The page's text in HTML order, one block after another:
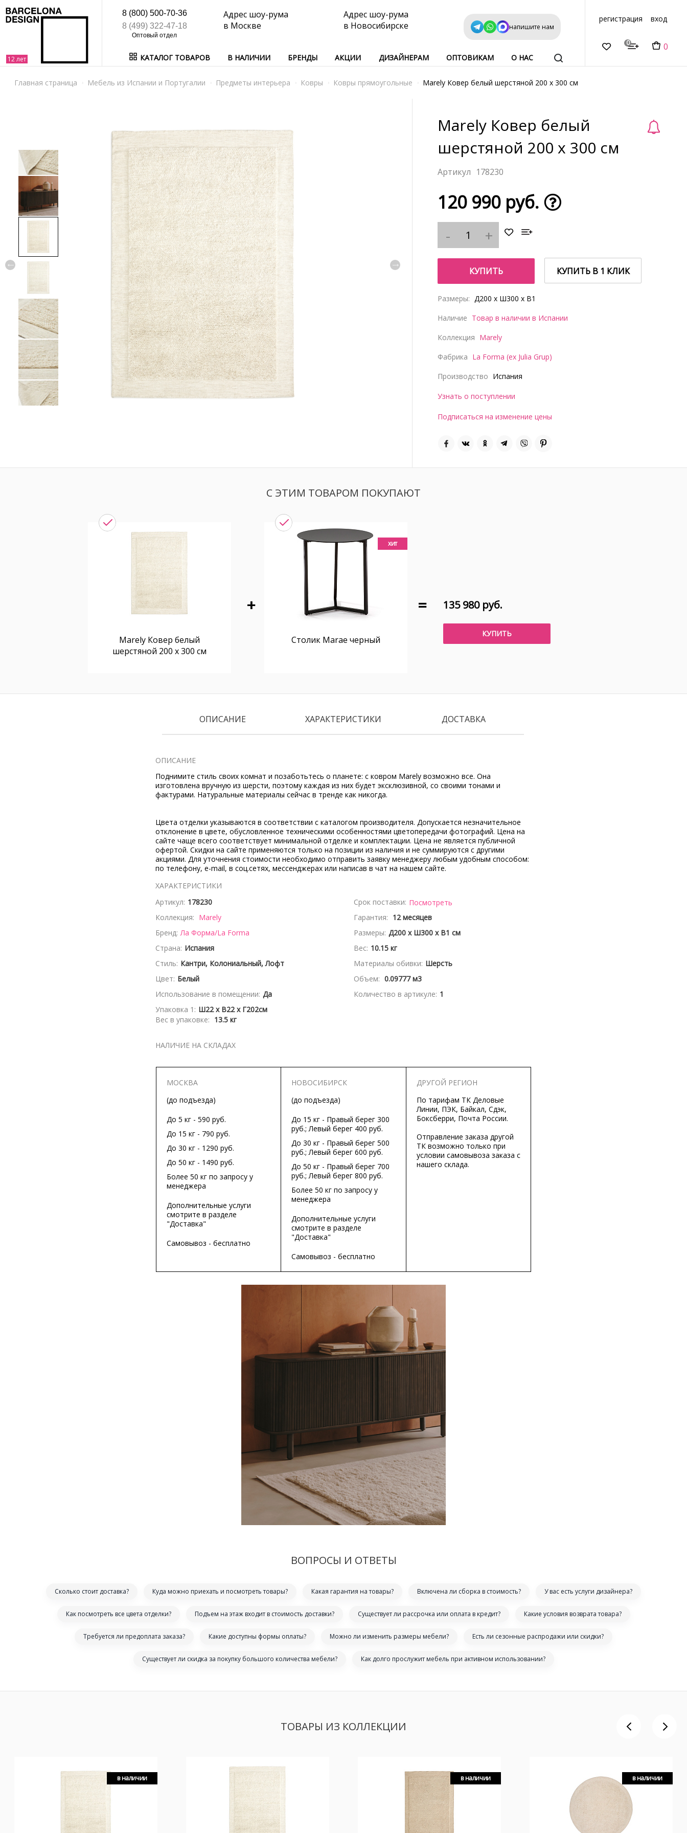
8 (800) 500-70-36
8 (499) 322-47-18
Адрес шоу-рума
в Москве
Адрес шоу-рума
в Новосибирске
напишите нам
КАТАЛОГ ТОВАРОВ В НАЛИЧИИ БРЕНДЫ АКЦИИ ДИЗАЙНЕРАМ ОПТОВИКАМ О НАС
регистрация вход
0 0
Главная страница Мебель из Испании и Португалии Предметы интерьера Ковры Ковры прямоугольные Marely Ковер белый шерстяной 200 х 300 см
Marely Ковер белый
шерстяной 200 х 300 см
178230
120 990 руб.
КУПИТЬ КУПИТЬ В 1 КЛИК
Размеры: Д200 x Ш300 x В1
Наличие Товар в наличии в Испании
Коллекция Marely
Фабрика La Forma (ex Julia Grup)
Производство Испания
Узнать о поступлении
Подписаться на изменение цены
С ЭТИМ ТОВАРОМ ПОКУПАЮТ
Marely Ковер белый
шерстяной 200 х 300 см
хит
Столик Marae черный
135 980 руб.
КУПИТЬ
ОПИСАНИЕ ХАРАКТЕРИСТИКИ ДОСТАВКА
ОПИСАНИЕ
Поднимите стиль своих комнат и позаботьтесь о планете: с ковром Marely возможно все. Она
изготовлена вручную из шерсти, поэтому каждая из них будет эксклюзивной, со своими тонами и
фактурами. Натуральные материалы сейчас в тренде как никогда.
Цвета отделки указываются в соответствии с каталогом производителя. Допускается незначительное
отклонение в цвете, обусловленное техническими особенностями цветопередачи фотографий. Цена на
сайте чаще всего соответствует минимальной отделке и комплектации. Цена не является публичной
офертой. Скидки на сайте применяются только на позиции из наличия и не суммируются с другими
акциями. Для уточнения стоимости необходимо отправить заявку менеджеру любым удобным способом:
по телефону, e-mail, в соц.сетях, мессенджерах или написав в чат на нашем сайте.
ХАРАКТЕРИСТИКИ
Артикул: 178230 Срок поставки: Посмотреть
Коллекция: Marely Гарантия: 12 месяцев
Бренд: Ла Форма/La Forma Размеры: Д200 x Ш300 x В1 см
Страна: Испания Вес: 10.15 кг
Стиль: Кантри, Колониальный, Лофт Материалы обивки: Шерсть
Цвет: Белый Объем: 0.09777 м3
Использование в помещении: Да Количество в артикуле: 1
Упаковка 1: Ш22 x В22 x Г202см
Вес в упаковке: 13.5 кг
НАЛИЧИЕ НА СКЛАДАХ
МОСКВА
(до подъезда)
До 5 кг - 590 руб.
До 15 кг - 790 руб.
До 30 кг - 1290 руб.
До 50 кг - 1490 руб.
Более 50 кг по запросу у
менеджера
Дополнительные услуги
смотрите в разделе
"Доставка"
Самовывоз - бесплатно
НОВОСИБИРСК
(до подъезда)
До 15 кг - Правый берег 300
руб.; Левый берег 400 руб.
До 30 кг - Правый берег 500
руб.; Левый берег 600 руб.
До 50 кг - Правый берег 700
руб.; Левый берег 800 руб.
Более 50 кг по запросу у
менеджера
Дополнительные услуги
смотрите в разделе
"Доставка"
Самовывоз - бесплатно
ДРУГОЙ РЕГИОН
По тарифам ТК Деловые
Линии, ПЭК, Байкал, Сдэк,
Боксберри, Почта России.
Отправление заказа другой
ТК возможно только при
условии самовывоза заказа с
нашего склада.
ВОПРОСЫ И ОТВЕТЫ
Сколько стоит доставка? Куда можно приехать и посмотреть товары? Какая гарантия на товары? Включена ли сборка в стоимость? У вас есть услуги дизайнера?
Как посмотреть все цвета отделки? Подъем на этаж входит в стоимость доставки? Существует ли рассрочка или оплата в кредит? Какие условия возврата товара?
Требуется ли предоплата заказа? Какие доступны формы оплаты? Можно ли изменить размеры мебели? Есть ли сезонные распродажи или скидки?
Существует ли скидка за покупку большого количества мебели? Как долго прослужит мебель при активном использовании?
ТОВАРЫ ИЗ КОЛЛЕКЦИИ
в наличии в наличии в наличии